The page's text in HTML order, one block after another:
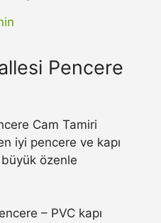
Pencere
Cam Tamiri
iyi pencere ve kapı
özenle
– PVC kapı